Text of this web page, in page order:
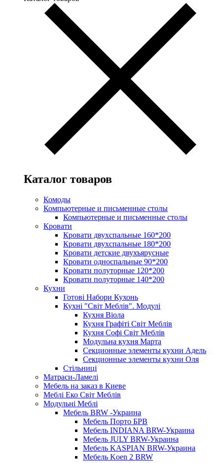
Каталог товаров
Комоды
Компьютерные и письменные столы
Компьютерные и письменные столы
Кровати
Кровати двухспальные 160*200
Кровати двухспальные 180*200
Кровати детские двухъярусные
Кровати односпальные 90*200
Кровати полуторные 120*200
Кровати полуторные 140*200
Кухни
Готові Набори Кухонь
Кухні "Світ Меблів". Модулі
Кухня Віола
Кухня Графіті Світ Меблів
Кухня Софі Світ Меблів
Модульна кухня Марта
Секционные элементы кухни Адель
Секционные элементы кухни Оля
Стільниці
Матраси-Ламелі
Мебель на заказ в Киеве
Меблі Еко Світ Меблів
Модульні Меблі
Мебель BRW -Украина
Мебель Порто БРВ
Мебель INDIANA BRW-Украина
Мебель JULY BRW-Украина
Мебель KASPIAN BRW-Украина
Мебель Koen 2 BRW